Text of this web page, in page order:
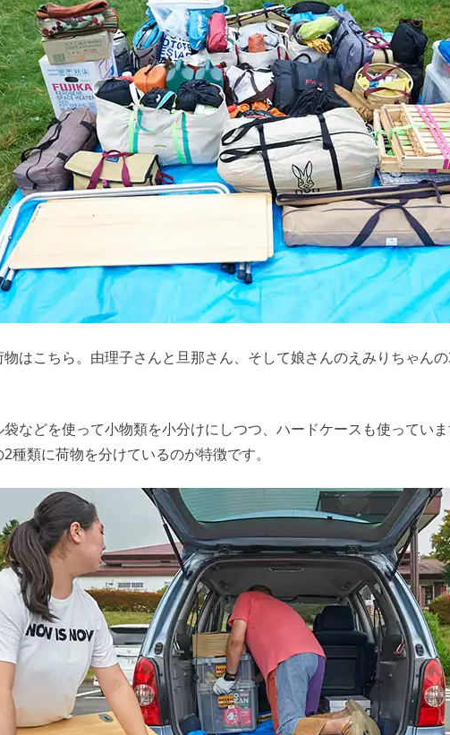
はこちら。由理子さんと旦那さん、そして娘さんのえみりちゃん
袋などを使って小物類を小分けにしつつ、ハードケースも使ってい
種類に荷物を分けているのが特徴です。